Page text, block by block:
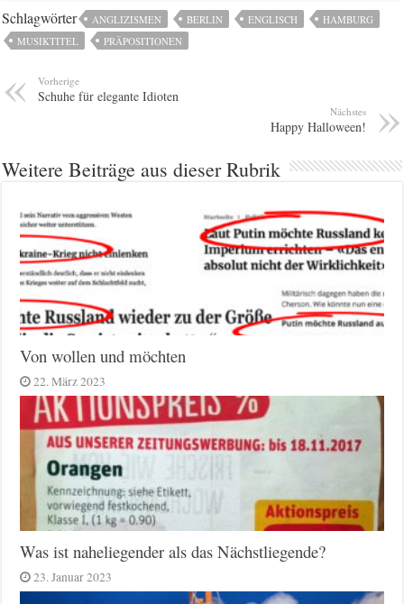
Schlagwörter ANGLIZISMEN BERLIN ENGLISCH
HAMBURG
MUSIKTITEL
PRÄPOSITIONEN
Vorherige
Schuhe für elegante Idioten
Nächstes
Happy Halloween!
Weitere Beiträge aus dieser Rubrik
Von wollen und möchten
22. März 2023
Was ist naheliegender als das Nächstliegende?
23. Januar 2023